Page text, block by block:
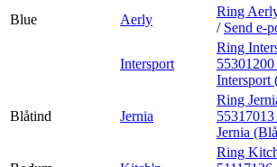
Blue
Aerly
Ring
/ Send e-
Intersport
Ring
55301200
Intersport
Blåtind Jernia
Ring
55317013
Jernia
Ring